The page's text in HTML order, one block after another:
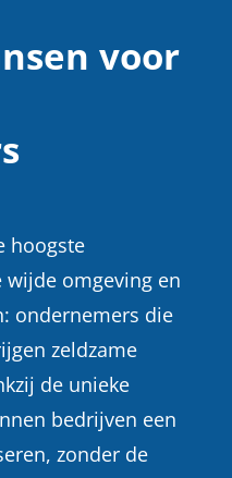
voor
hoogste
omgeving en
ondernemers die
zeldzame
de unieke
bedrijven een
zonder de